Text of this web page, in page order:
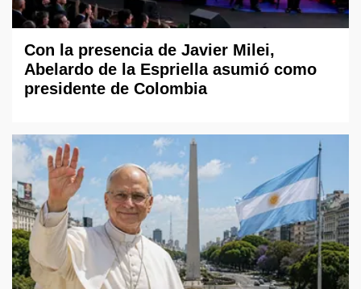
Con la presencia de Javier Milei,
Abelardo de la Espriella asumió como
presidente de Colombia